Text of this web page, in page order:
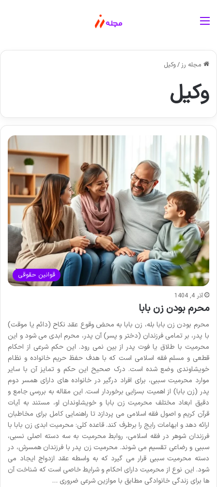
مجله رز/وکیل
وکیل
قوانین حقوقی
آذر 4, 1404
محرم بودن زن بابا
محرم بودن زن بابا بله، زن بابا به محض وقوع عقد نکاح (دائم یا موقت)
با پدر، بر تمامی فرزندان (دختر و پسر) آن پدر، محرم ابدی می شود و این
محرمیت با طلاق یا فوت پدر از بین نمی رود. این حکم شرعی از احکام
قطعی و مسلم فقه اسلامی است که با هدف حفظ حریم خانواده و نظام
خویشاوندی وضع شده است. درک صحیح این حکم و تمایز آن با سایر
موارد محرمیت سببی، برای افراد درگیر در خانواده های دارای همسر دوم
پدر (زن بابا) از اهمیت بسزایی برخوردار است. این مقاله به بررسی جامع و
دقیق ابعاد مختلف محرمیت زن بابا و خویشاوندان او، مستند به آیات
قرآن کریم و اصول فقه اسلامی می پردازد تا راهنمایی کامل برای مخاطبان
ارائه دهد و ابهامات رایج را برطرف کند. قاعده کلی: محرمیت ابدی زن بابا با
فرزندان شوهر در فقه اسلامی، روابط محرمیت به سه دسته اصلی نسبی،
سببی و رضاعی تقسیم می شوند. محرمیت زن پدر با فرزندان همسرش، در
دسته محرمیت سببی قرار می گیرد که به واسطه عقد ازدواج ایجاد می
شود. این نوع از محرمیت دارای احکام و شرایط خاصی است که شناخت آن
ها برای زندگی خانوادگی مطابق با موازین شرعی ضروری …